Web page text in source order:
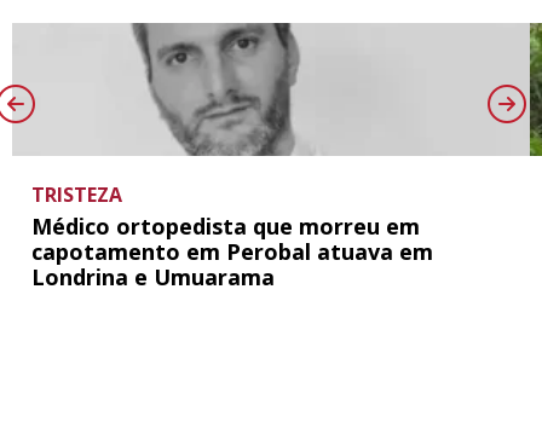
TRISTEZA
Médico ortopedista que morreu em
capotamento em Perobal atuava em
Londrina e Umuarama